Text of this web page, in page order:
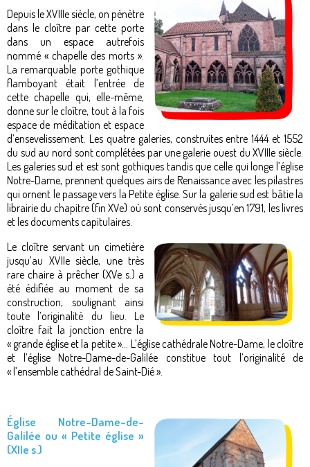
Depuis le XVIIIe siècle, on pénètre
dans le cloître par cette porte
dans un espace autrefois
nommé « chapelle des morts ».
La remarquable porte gothique
flamboyant était l’entrée de
cette chapelle qui, elle-même,
donne sur le cloître, tout à la fois
espace de méditation et espace
d’ensevelissement. Les quatre galeries, construites entre 1444 et 1552
du sud au nord sont complétées par une galerie ouest du XVIIIe siècle.
Les galeries sud et est sont gothiques tandis que celle qui longe l’église
Notre-Dame, prennent quelques airs de Renaissance avec les pilastres
qui ornent le passage vers la Petite église. Sur la galerie sud est bâtie la
librairie du chapitre (fin XVe) où sont conservés jusqu’en 1791, les livres
et les documents capitulaires.
Le cloître servant un cimetière
jusqu’au XVIIe siècle, une très
rare chaire à prêcher (XVe s.) a
été édifiée au moment de sa
construction, soulignant ainsi
toute l’originalité du lieu. Le
cloître fait la jonction entre la
« grande église et la petite »… L’église cathédrale Notre-Dame, le cloître
et l’église Notre-Dame-de-Galilée constitue tout l’originalité de
« l’ensemble cathédral de Saint-Dié ».
Église Notre-Dame-de-
Galilée ou « Petite église »
(XIIe s.)